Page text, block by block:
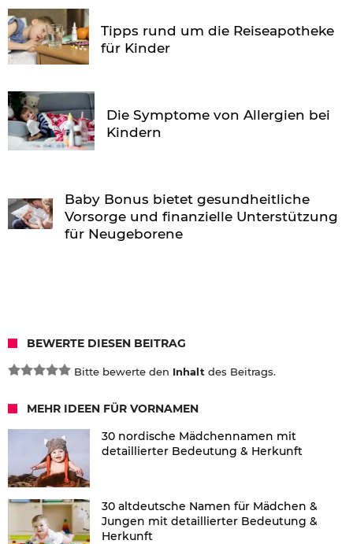
Tipps rund um die Reiseapotheke
für Kinder
Die Symptome von Allergien bei
Kindern
Baby Bonus bietet gesundheitliche
Vorsorge und finanzielle Unterstützung
für Neugeborene
BEWERTE DIESEN BEITRAG
Bitte bewerte den Inhalt des Beitrags.
MEHR IDEEN FÜR VORNAMEN
30 nordische Mädchennamen mit
detaillierter Bedeutung & Herkunft
30 altdeutsche Namen für Mädchen &
Jungen mit detaillierter Bedeutung &
Herkunft